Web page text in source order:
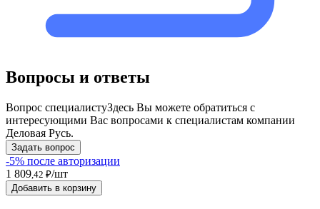
Вопросы и ответы
Вопрос специалистуЗдесь Вы можете обратиться с
интересующими Вас вопросами к специалистам компании
Деловая Русь.
Задать вопрос
-5% после авторизации
1 809,42 ₽/шт
Добавить в корзину